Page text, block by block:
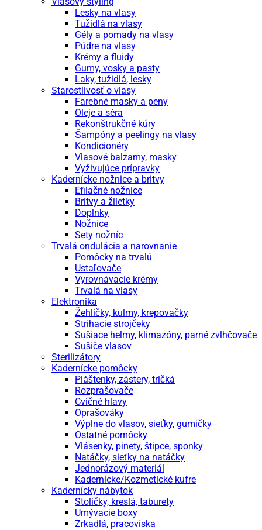
Lesky na vlasy
Tužidlá na vlasy
Gély a pomady na vlasy
Púdre na vlasy
Krémy a fluidy
Gumy, vosky a pasty
Laky, tužidlá, lesky
Starostlivosť o vlasy
Farebné masky a peny
Oleje a séra
Rekonštrukčné kúry
Šampóny a peelingy na vlasy
Kondicionéry
Vlasové balzamy, masky
Vyživujúce prípravky
Kadernícke nožnice a britvy
Efilačné nožnice
Britvy a žiletky
Doplnky
Nožnice
Sety nožníc
Trvalá ondulácia a narovnanie
Pomôcky na trvalú
Ustaľovače
Vyrovnávacie krémy
Trvalá na vlasy
Elektronika
Žehličky, kulmy, krepovačky
Strihacie strojčeky
Sušiace helmy, klimazóny, parné zvlhčovače
Sušiče vlasov
Sterilizátory
Kadernícke pomôcky
Pláštenky, zástery, tričká
Rozprašovače
Cvičné hlavy
Oprašováky
Výplne do vlasov, sieťky, gumičky
Ostatné pomôcky
Vlásenky, pinety, štipce, sponky
Natáčky, sieťky na natáčky
Jednorázový materiál
Kadernícke/Kozmetické kufre
Kadernícky nábytok
Stoličky, kreslá, taburety
Umývacie boxy
Zrkadlá, pracoviska